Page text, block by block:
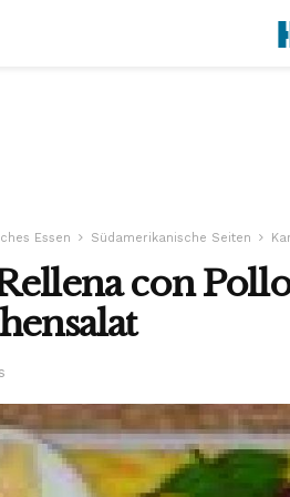
Essen Südamerikanische Seiten
con